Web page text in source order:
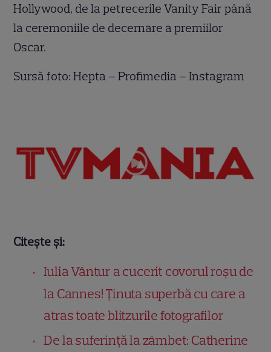
Hollywood, de la petrecerile Vanity Fair până
la ceremoniile de decernare a premiilor
Oscar.
Sursă foto: Hepta – Profimedia – Instagram
Citește și:
Iulia Vântur a cucerit covorul roșu de
la Cannes! Ținuta superbă cu care a
atras toate blitzurile fotografilor
De la suferință la zâmbet: Catherine